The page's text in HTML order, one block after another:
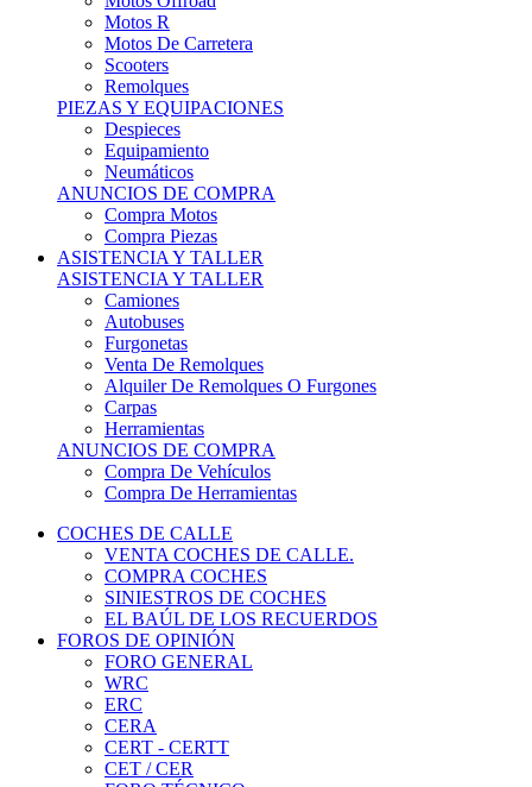
Motos R
Motos De Carretera
Scooters
Remolques
PIEZAS Y EQUIPACIONES
Despieces
Equipamiento
Neumáticos
ANUNCIOS DE COMPRA
Compra Motos
Compra Piezas
ASISTENCIA Y TALLER
ASISTENCIA Y TALLER
Camiones
Autobuses
Furgonetas
Venta De Remolques
Alquiler De Remolques O Furgones
Carpas
Herramientas
ANUNCIOS DE COMPRA
Compra De Vehículos
Compra De Herramientas
COCHES DE CALLE
VENTA COCHES DE CALLE.
COMPRA COCHES
SINIESTROS DE COCHES
EL BAÚL DE LOS RECUERDOS
FOROS DE OPINIÓN
FORO GENERAL
WRC
ERC
CERA
CERT - CERTT
CET / CER